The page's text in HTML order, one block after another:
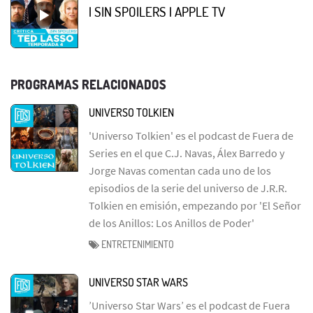
| SIN SPOILERS | APPLE TV
PROGRAMAS RELACIONADOS
UNIVERSO TOLKIEN
'Universo Tolkien' es el podcast de Fuera de
Series en el que C.J. Navas, Álex Barredo y
Jorge Navas comentan cada uno de los
episodios de la serie del universo de J.R.R.
Tolkien en emisión, empezando por 'El Señor
de los Anillos: Los Anillos de Poder'
ENTRETENIMIENTO
UNIVERSO STAR WARS
’Universo Star Wars’ es el podcast de Fuera